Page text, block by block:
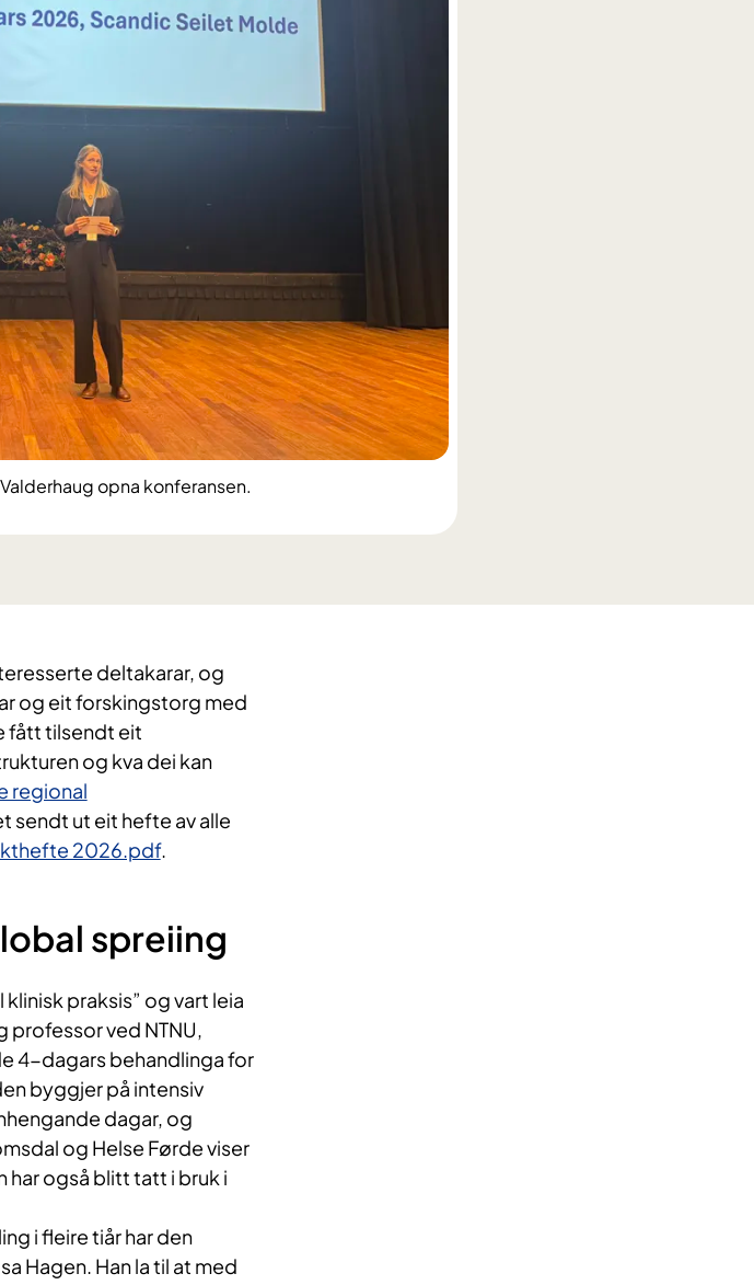
opna konferansen.
deltakarar, og
og eit forskingstorg med
fått tilsendt eit
og kva dei kan
regional
sendt ut eit hefte av alle
2026.pdf.
spreiing
praksis” og vart leia
ved NTNU,
4-dagars behandlinga for
byggjer på intensiv
dagar, og
og Helse Førde viser
har også blitt tatt i bruk i
i fleire tiår har den
Hagen. Han la til at med